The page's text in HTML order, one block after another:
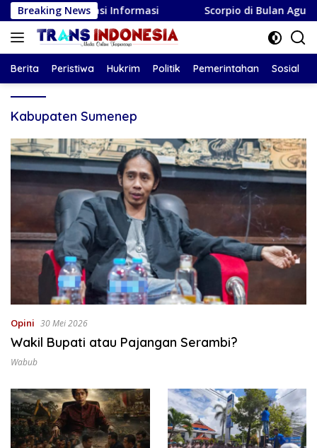
Langsung
ke
konten
Breaking News
Literasi Informasi Scorpio di Bulan Agustus 2026:
Berita Peristiwa Hukrim Politik Pemerintahan Sosial
Kabupaten Sumenep
Opini 30 Mei 2026
Wakil Bupati atau Pajangan Serambi?
Wabub